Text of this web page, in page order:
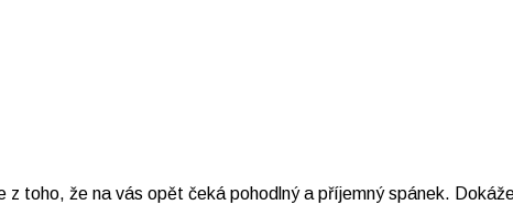
z toho, že na vás opět čeká pohodlný a příjemný spánek.